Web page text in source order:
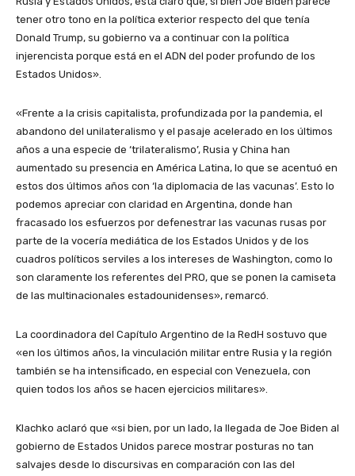
tener otro tono en la política exterior respecto del que tenía
Donald Trump, su gobierno va a continuar con la política
injerencista porque está en el ADN del poder profundo de los
Estados Unidos».
«Frente a la crisis capitalista, profundizada por la pandemia, el
abandono del unilateralismo y el pasaje acelerado en los últimos
años a una especie de ‘trilateralismo’, Rusia y China han
aumentado su presencia en América Latina, lo que se acentuó en
estos dos últimos años con ‘la diplomacia de las vacunas’. Esto lo
podemos apreciar con claridad en Argentina, donde han
fracasado los esfuerzos por defenestrar las vacunas rusas por
parte de la vocería mediática de los Estados Unidos y de los
cuadros políticos serviles a los intereses de Washington, como lo
son claramente los referentes del PRO, que se ponen la camiseta
de las multinacionales estadounidenses», remarcó.
La coordinadora del Capítulo Argentino de la RedH sostuvo que
«en los últimos años, la vinculación militar entre Rusia y la región
también se ha intensificado, en especial con Venezuela, con
quien todos los años se hacen ejercicios militares».
Klachko aclaró que «si bien, por un lado, la llegada de Joe Biden al
gobierno de Estados Unidos parece mostrar posturas no tan
salvajes desde lo discursivas en comparación con las del